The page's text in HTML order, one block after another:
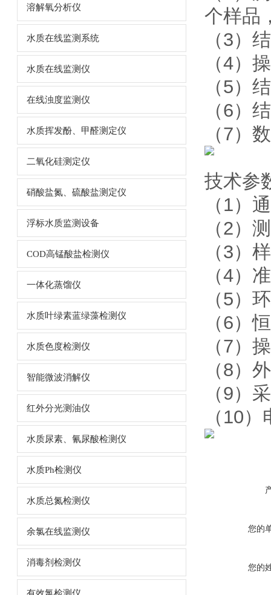
溶解氧分析仪
水质在线监测系统
水质在线监测仪
在线浊度监测仪
水质挥发酚、甲醛测定仪
二氧化硅测定仪
硝酸盐氮、硫酸盐测定仪
浮标水质监测设备
COD高锰酸盐检测仪
一体化蒸馏仪
水质叶绿素蓝绿藻检测仪
水质色度检测仪
智能微波消解仪
红外分光测油仪
水质尿素、氰尿酸检测仪
水质Ph检测仪
水质总氮检测仪
余氯在线监测仪
消毒剂检测仪
个样品
（3）
（4）
（5）
（6）
（7）
技术参
（1）
（2）
（3）
（4）
（5）
（6）
（7）
（8）
（9）
（10
您的
您的